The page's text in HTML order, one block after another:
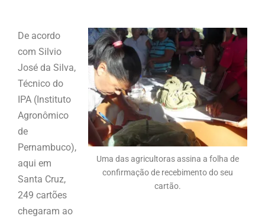
Uma das agricultoras assina a folha de
confirmação de recebimento do seu
cartão.
De acordo
com Silvio
José da Silva,
Técnico do
IPA (Instituto
Agronômico
de
Pernambuco),
aqui em
Santa Cruz,
249 cartões
chegaram ao